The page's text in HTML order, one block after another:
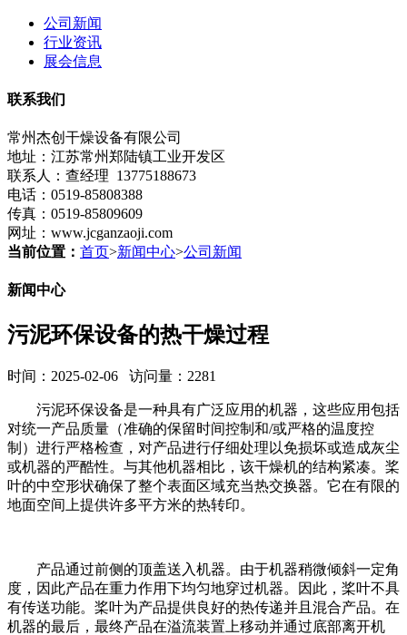
公司新闻
行业资讯
展会信息
联系我们
常州杰创干燥设备有限公司
地址：江苏常州郑陆镇工业开发区
联系人：查经理 13775188673
电话：0519-85808388
传真：0519-85809609
网址：www.jcganzaoji.com
当前位置： 首页>新闻中心>公司新闻
新闻中心
污泥环保设备的热干燥过程
时间：2025-02-06 访问量：2281
污泥环保设备是一种具有广泛应用的机器，这些应用包括
对统一产品质量（准确的保留时间控制和/或严格的温度控
制）进行严格检查，对产品进行仔细处理以免损坏或造成灰尘
或机器的严酷性。与其他机器相比，该干燥机的结构紧凑。桨
叶的中空形状确保了整个表面区域充当热交换器。它在有限的
地面空间上提供许多平方米的热转印。
产品通过前侧的顶盖送入机器。由于机器稍微倾斜一定角
度，因此产品在重力作用下均匀地穿过机器。因此，桨叶不具
有传送功能。桨叶为产品提供良好的热传递并且混合产品。在
机器的最后，最终产品在溢流装置上移动并通过底部离开机